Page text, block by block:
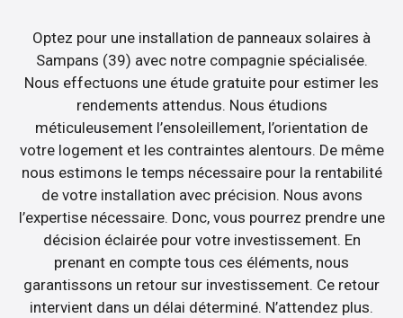
Optez pour une installation de panneaux solaires à
Sampans (39) avec notre compagnie spécialisée.
Nous effectuons une étude gratuite pour estimer les
rendements attendus. Nous étudions
méticuleusement l’ensoleillement, l’orientation de
votre logement et les contraintes alentours. De même
nous estimons le temps nécessaire pour la rentabilité
de votre installation avec précision. Nous avons
l’expertise nécessaire. Donc, vous pourrez prendre une
décision éclairée pour votre investissement. En
prenant en compte tous ces éléments, nous
garantissons un retour sur investissement. Ce retour
intervient dans un délai déterminé. N’attendez plus.